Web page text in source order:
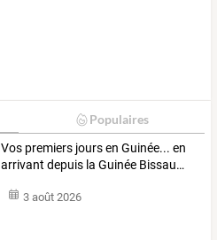
Populaires
Vos premiers joursen Guinée... en
arrivant depuis la Guinée Bissau…
3 août 2026